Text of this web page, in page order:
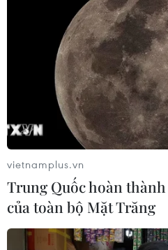
vietnamplus.vn
Trung Quốc hoàn
của toàn bộ Mặt Trăng